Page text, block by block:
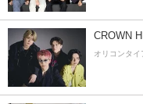
CROWN
オリコンタイ